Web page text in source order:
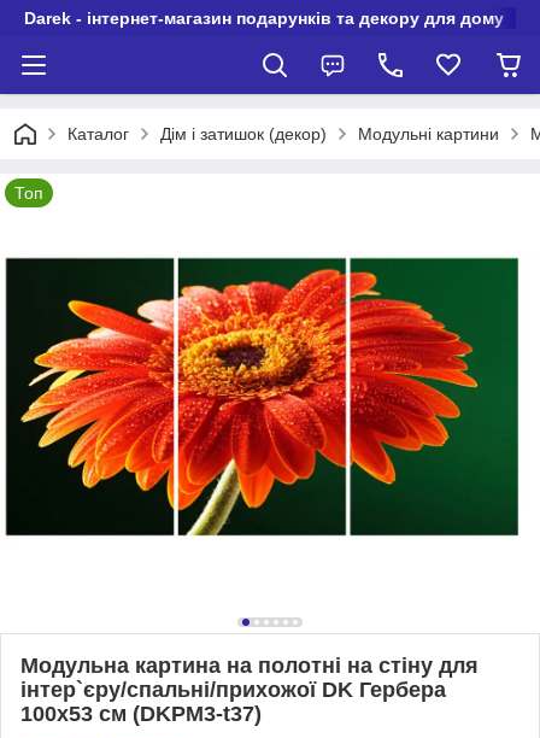
Darek - інтернет-магазин подарунків та декору для дому
Каталог Дім і затишок (декор) Модульні картини
Топ
Модульна картина на полотні на стіну для
інтер`єру/спальні/прихожої DK Гербера
100х53 см (DKPM3-t37)